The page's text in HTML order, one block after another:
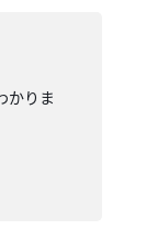
かりま